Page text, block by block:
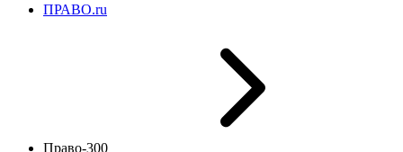
ПРАВО.ru
Право-300